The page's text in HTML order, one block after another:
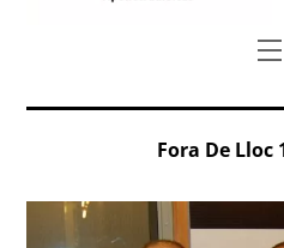
Fora De Lloc